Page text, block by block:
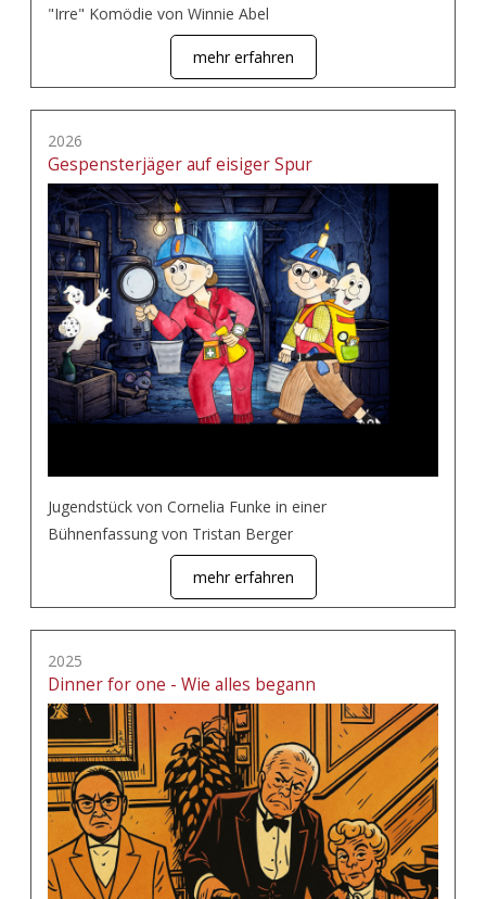
"Irre" Komödie von Winnie Abel
mehr erfahren
2026
Gespensterjäger auf eisiger Spur
Jugendstück von Cornelia Funke in einer
Bühnenfassung von Tristan Berger
mehr erfahren
2025
Dinner for one - Wie alles begann